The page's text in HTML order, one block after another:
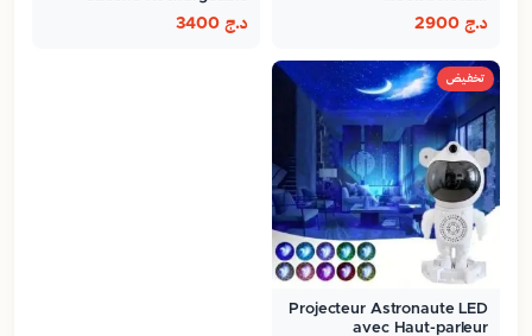
د.ج د.ج
تخفيض
Projecteur Astronaute LED
avec Haut-parleur